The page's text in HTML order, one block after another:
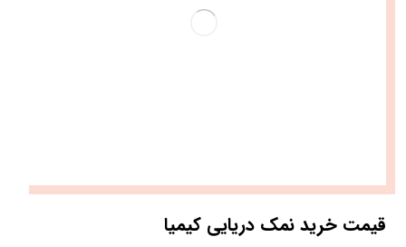
قیمت خرید نمک دریایی کیمیا